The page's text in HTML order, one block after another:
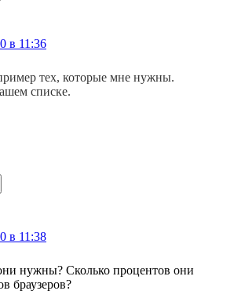
в 11:36
тех, которые мне нужны.
списке.
в 11:38
нужны? Сколько процентов они
браузеров?